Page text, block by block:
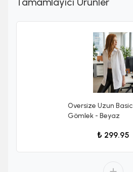
Oversize Uzun Basic
Gömlek - Beyaz
₺ 299.95